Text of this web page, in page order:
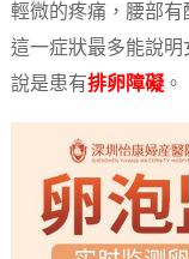
輕微的疼痛，腰部有
這一症狀最多能說
說是患有排卵障礙。